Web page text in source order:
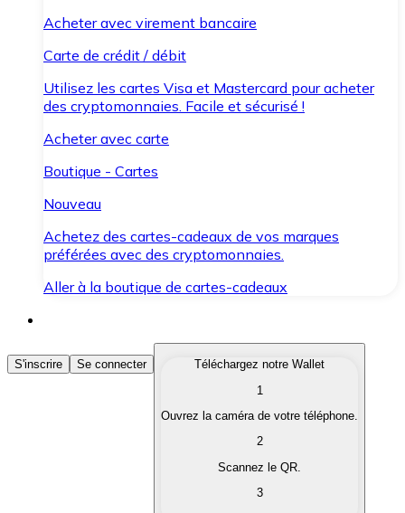
Acheter avec virement bancaire
Carte de crédit / débit
Utilisez les cartes Visa et Mastercard pour acheter
des cryptomonnaies. Facile et sécurisé !
Acheter avec carte
Boutique - Cartes
Nouveau
Achetez des cartes-cadeaux de vos marques
préférées avec des cryptomonnaies.
Aller à la boutique de cartes-cadeaux
Acheter des Cryptomonnaies
Achetez les cryptomonnaies qui vous intéressent
Convertissez vos cryptomonnaies en monnaie
S'inscrire Se connecter
Téléchargez notre Wallet
1
Ouvrez la caméra de votre téléphone.
2
Scannez le QR.
3